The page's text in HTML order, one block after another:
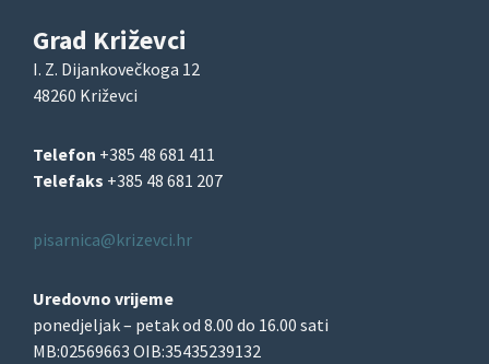
Grad Križevci
I. Z. Dijankovečkoga 12
48260 Križevci
Telefon +385 48 681 411
Telefaks +385 48 681 207
pisarnica@krizevci.hr
Uredovno vrijeme
ponedjeljak – petak od 8.00 do 16.00 sati
MB:02569663 OIB:35435239132